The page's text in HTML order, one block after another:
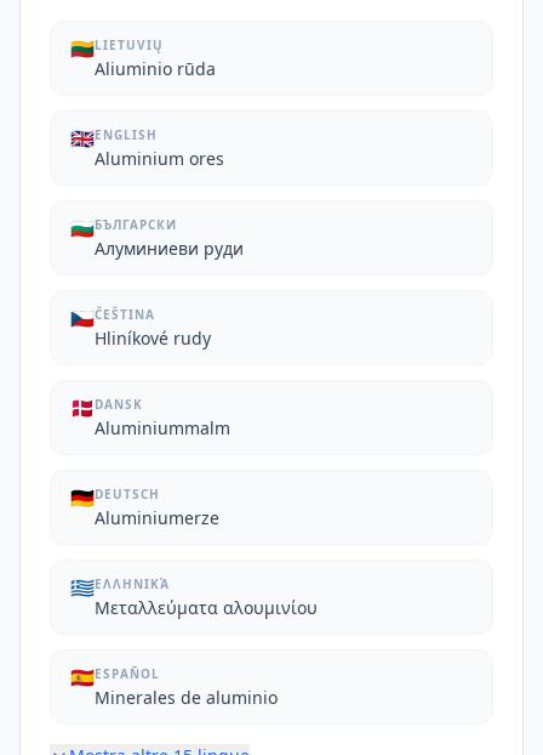
🇱🇹LIETUVIŲ
Aliuminio rūda
🇬🇧ENGLISH
Aluminium ores
🇧🇬БЪЛГАРСКИ
Алуминиеви руди
🇨🇿ČEŠTINA
Hliníkové rudy
🇩🇰 DANSK
Aluminiummalm
🇩🇪DEUTSCH
Aluminiumerze
🇬🇷ΕΛΛΗΝΙΚΆ
Μεταλλεύματα αλουμινίου
🇪🇸ESPAÑOL
Minerales de aluminio